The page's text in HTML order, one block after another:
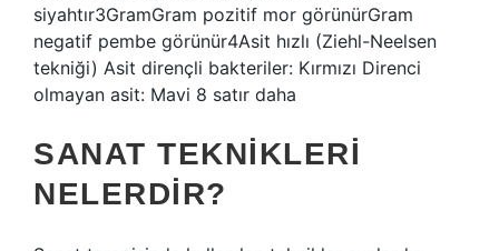
siyahtır3GramGram pozitif mor görünürGram
negatif pembe görünür4Asit hızlı (Ziehl-Neelsen
tekniği) Asit dirençli bakteriler: Kırmızı Direnci
olmayan asit: Mavi 8 satır daha
SANAT TEKNIKLERI
NELERDIR?